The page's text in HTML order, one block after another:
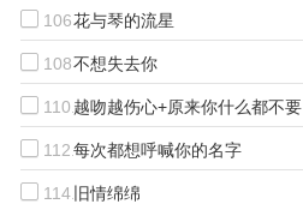
106.花与琴的流星
108.不想失去你
110.越吻越伤心+原来你什么都不要
112.每次都想呼喊你的名字
114. 旧情绵绵